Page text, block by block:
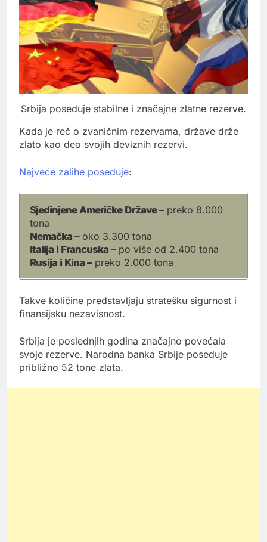
Srbija poseduje stabilne i značajne zlatne rezerve.
Kada je reč o zvaničnim rezervama, države drže
zlato kao deo svojih deviznih rezervi.
Najveće zalihe poseduje:
Sjedinjene Američke Države –preko 8.000
tona
Nemačka –oko 3.300 tona
Italija i Francuska –po više od 2.400 tona
Rusija i Kina –preko 2.000 tona
Takve količine predstavljaju stratešku sigurnost i
finansijsku nezavisnost.
Srbija je poslednjih godina značajno povećala
svoje rezerve. Narodna banka Srbije poseduje
približno 52 tone zlata.